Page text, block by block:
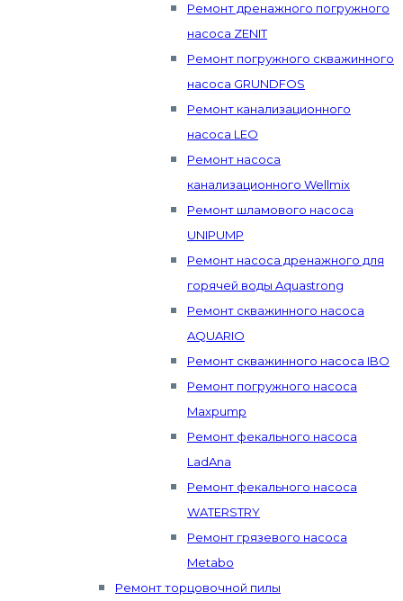
Ремонт дренажного погружного
насоса ZENIT
Ремонт погружного скважинного
насоса GRUNDFOS
Ремонт канализационного
насоса LEO
Ремонт насоса
канализационного Wellmix
Ремонт шламового насоса
UNIPUMP
Ремонт насоса дренажного для
горячей воды Aquastrong
Ремонт скважинного насоса
AQUARIO
Ремонт скважинного насоса IBO
Ремонт погружного насоса
Maxpump
Ремонт фекального насоса
LadAna
Ремонт фекального насоса
WATERSTRY
Ремонт грязевого насоса
Metabo
Ремонт торцовочной пилы